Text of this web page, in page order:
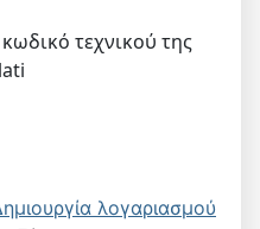
τεχνικού της
λογαριασμού